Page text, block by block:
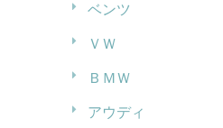
ベンツ
ＶＷ
ＢＭＷ
アウディ